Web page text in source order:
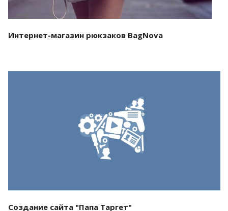
Интернет-магазин рюкзаков BagNova
Смотреть проект
Создание сайта "Папа Таргет"